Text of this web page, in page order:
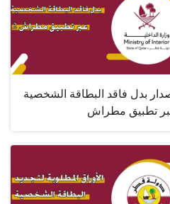
بدل فاقد البطاقة الشخصية
تطبيق مطراش